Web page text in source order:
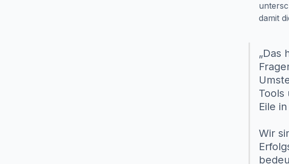
damit
„Das
Tools
Eile
Wir